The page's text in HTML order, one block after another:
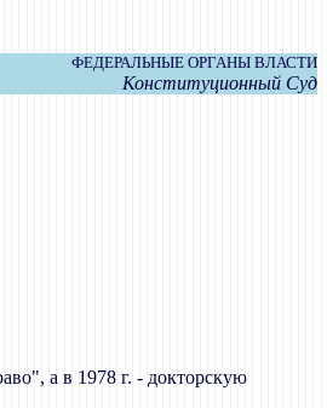
ФЕДЕРАЛЬНЫЕ ОРГАНЫ ВЛАСТИ
Конституционный Суд
а в 1978 г. - докторскую